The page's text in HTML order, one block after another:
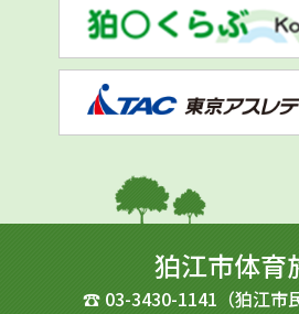
狛江市体育
☎ 03-3430-1141 （狛江市